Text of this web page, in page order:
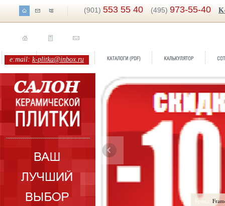
(901) 553 55 40 (495) 973-55-40
e:mail: k-plitka@inbox.ru
Frame
Бренд: